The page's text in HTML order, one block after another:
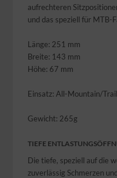
aufrechteren
und das speziell für MTB-
Länge: 251 mm
Breite: 143 mm
Höhe: 67 mm
Einsatz: All-Mountain/
Gewicht: 265g
TIEFE
Die tiefe, speziell auf die
zuverlässig Schmerzen